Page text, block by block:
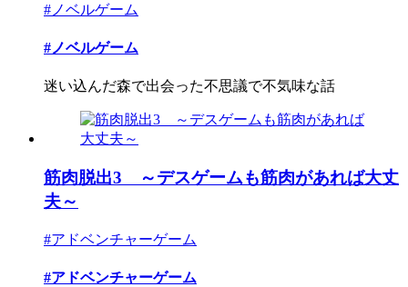
#ノベルゲーム
#ノベルゲーム
迷い込んだ森で出会った不思議で不気味な話
筋肉脱出3 ～デスゲームも筋肉があれば大丈
夫～
#アドベンチャーゲーム
#アドベンチャーゲーム